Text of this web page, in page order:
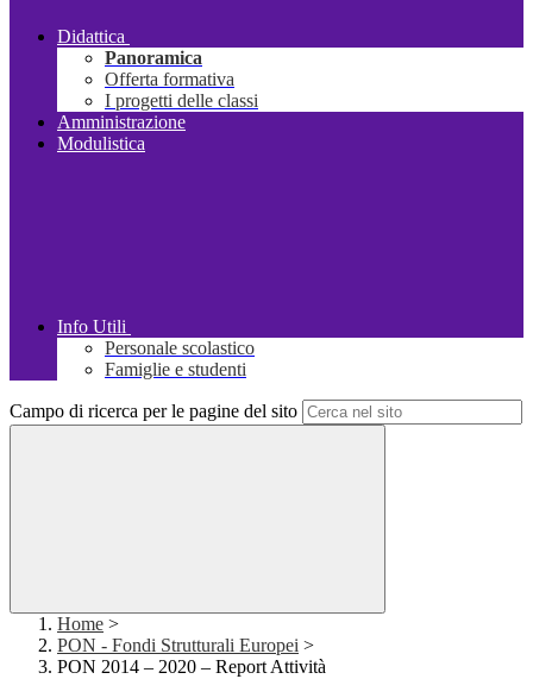
Didattica
Panoramica
Offerta formativa
I progetti delle classi
Amministrazione
Modulistica
Info Utili
Personale scolastico
Famiglie e studenti
Campo di ricerca per le pagine del sito
Home >
PON - Fondi Strutturali Europei >
PON 2014 – 2020 – Report Attività